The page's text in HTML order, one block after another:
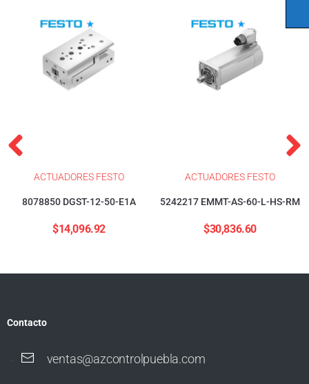
ACTUADORES FESTO
8078850 DGST-12-50-E1A
$14,096.92
ACTUADORES FESTO
5242217 EMMT-AS-60-L-HS-RM
$30,836.60
Contacto
ventas@azcontrolpuebla.com